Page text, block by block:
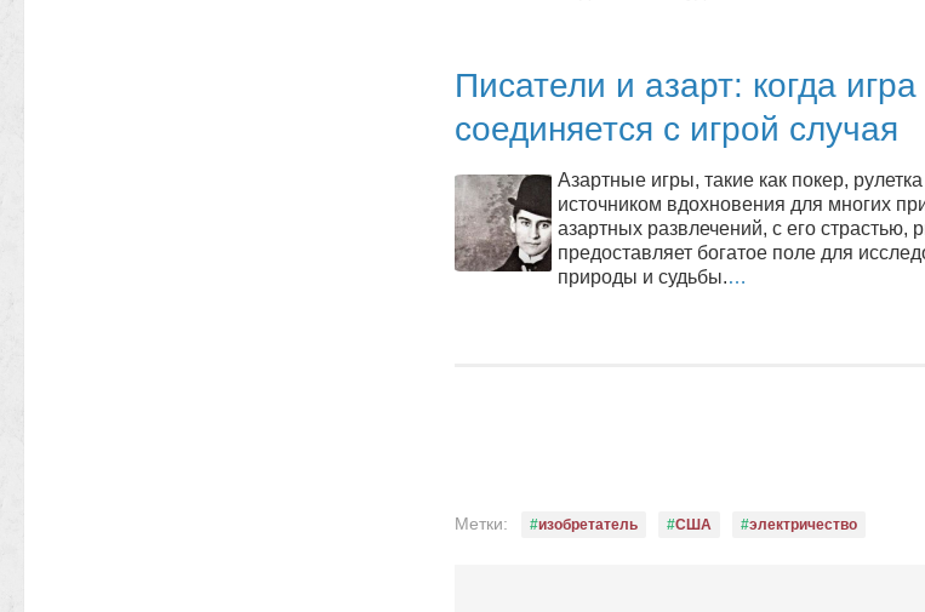
Писатели и азарт: когда
соединяется с игрой случая
Азартные игры, такие как покер,
источником вдохновения для многих
азартных развлечений, с его страстью,
предоставляет богатое поле для
природы и судьбы.…
Метки: изобретатель США электричество